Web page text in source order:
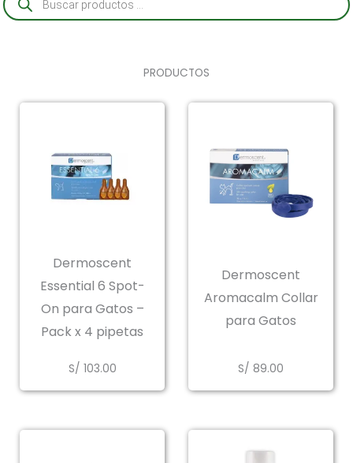
de
productos
PRODUCTOS
Dermoscent
Essential 6 Spot-
On para Gatos –
Pack x 4 pipetas
S/ 103.00
Dermoscent
Aromacalm Collar
para Gatos
S/ 89.00